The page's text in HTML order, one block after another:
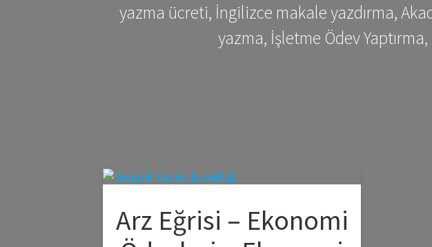
yazma ücreti, İngilizce makale yazdırma,
yazma, İşletme Ödev
Arz Eğrisi – Ekonomi